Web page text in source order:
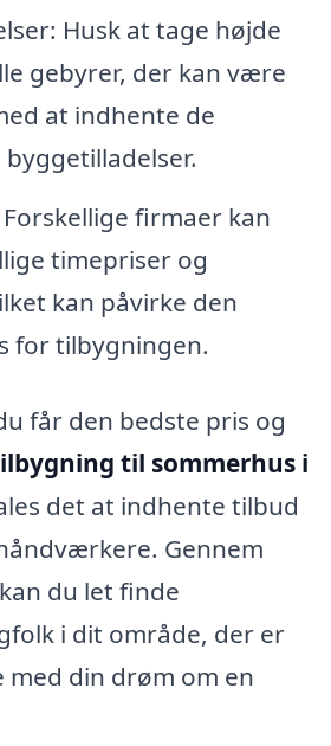
Husk at tage højde
gebyrer, der kan være
at indhente de
firmaer kan
timepriser og
kan påvirke den
for tilbygningen.
får den bedste pris og
til sommerhus i
det at indhente tilbud
Gennem
du let finde
i dit område, der er
din drøm om en